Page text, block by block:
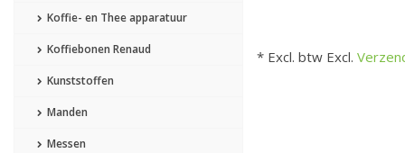
Koffie- en Thee apparatuur
Koffiebonen Renaud
Kunststoffen
Manden
Messen
* Excl. btw Excl.